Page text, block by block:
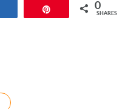
0
SHARES